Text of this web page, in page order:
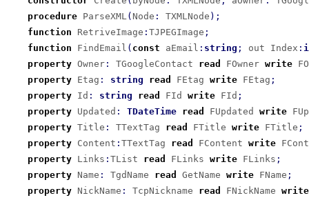
procedure ParseXML ( Node : TXMLNode ) ;
function RetriveImage : TJPEGImage ;
function FindEmail ( const aEmail : string ; out Index :
property Owner : TGoogleContact read FOwner write
property Etag : string read FEtag write FEtag ;
property Id : string read FId write FId ;
property Updated : TDateTime read FUpdated write
property Title : TTextTag read FTitle write FTitle ;
property Content : TTextTag read FContent write
property Links : TList read FLinks write FLinks ;
property Name : TgdName read GetName write FName ;
property NickName : TcpNickname read FNickName write